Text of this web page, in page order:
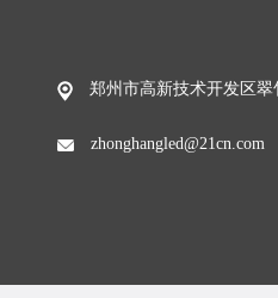
郑州市高新技术开发区翠
zhonghangled@21cn.com